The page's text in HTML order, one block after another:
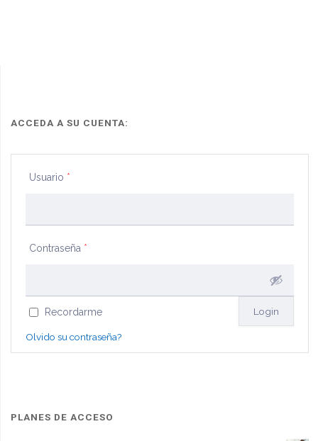
ACCEDA A SU CUENTA:
Usuario *
Contraseña *
Recordarme
Olvido su contraseña?
PLANES DE ACCESO